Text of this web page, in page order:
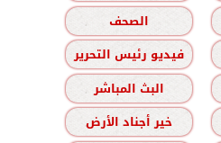
الصحف
فيديو رئيس التحرير
البث المباشر
خير أجناد الأرض